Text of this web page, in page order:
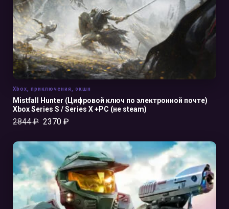
Mistfall Hunter (Цифровой ключ по электронной почте)
Xbox Series S / Series X +PC (не steam)
2844₽ 2370 ₽
Xbox приключения экшн